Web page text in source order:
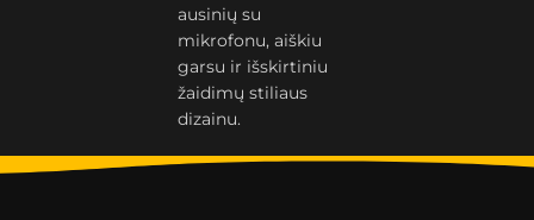
ausinių su
mikrofonu, aiškiu
garsu ir išskirtiniu
žaidimų stiliaus
dizainu.